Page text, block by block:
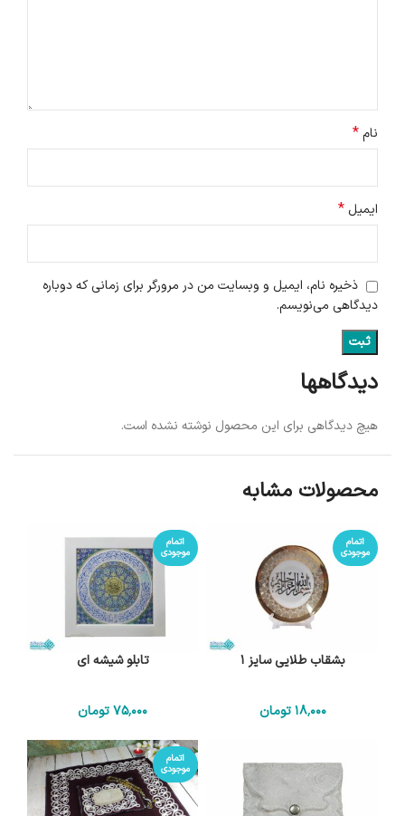
دیدگاهها
هیچ دیدگاهی برای این محصول نوشته نشده است.
نام*
ایمیل*
ذخیره نام، ایمیل و وبسایت من در مرورگر برای زمانی که دوباره
دیدگاهی می‌نویسم.
محصولات مشابه
اتمام
موجودی
بشقاب طلایی سایز 1
18٬000 تومان
اتمام
موجودی
تابلو شیشه ای
75٬000تومان
اتمام
موجودی